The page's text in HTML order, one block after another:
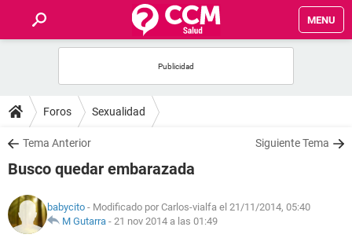
MENU
FOROS
SALUD
NUTRICIÓN
Foros Sexualidad
Tema Anterior Siguiente Tema
Busco quedar embarazada
babycito - Modificado por Carlos-vialfa el 21/11/2014, 05:40
M Gutarra - 21 nov 2014 a las 01:49